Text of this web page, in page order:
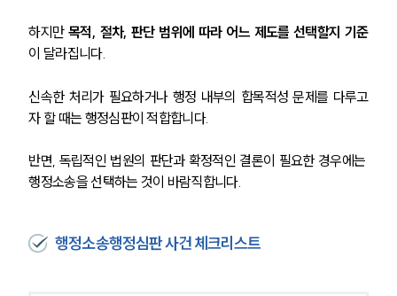
하지만 목적, 절차, 판단 범위에 따라 어느 제도를 선택할지 기준
이 달라집니다.
신속한 처리가 필요하거나 행정 내부의 합목적성 문제를 다루고
자 할 때는 행정심판이 적합합니다.
반면, 독립적인 법원의 판단과 확정적인 결론이 필요한 경우에는
행정소송을 선택하는 것이 바람직합니다.
행정소송행정심판 사건 체크리스트